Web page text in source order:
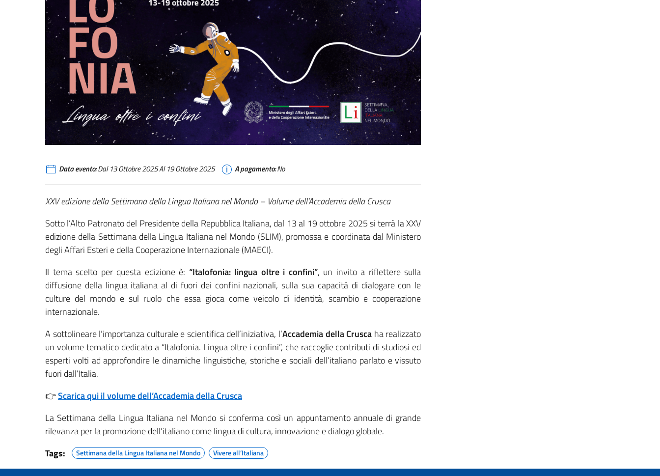
Data evento:Dal 13 Ottobre 2025 Al 19 Ottobre 2025 A pagamento:No
XXV edizione della Settimana della Lingua Italiana nel Mondo – Volume dell’Accademia della Crusca
Sotto l’Alto Patronato del Presidente della Repubblica Italiana, dal 13 al 19 ottobre 2025 si terrà la XXV
edizione della Settimana della Lingua Italiana nel Mondo (SLIM), promossa e coordinata dal Ministero
degli Affari Esteri e della Cooperazione Internazionale (MAECI).
Il tema scelto per questa edizione è: “Italofonia: lingua oltre i confini”, un invito a riflettere sulla
diffusione della lingua italiana al di fuori dei confini nazionali, sulla sua capacità di dialogare con le
culture del mondo e sul ruolo che essa gioca come veicolo di identità, scambio e cooperazione
internazionale.
A sottolineare l’importanza culturale e scientifica dell’iniziativa, l’Accademia della Crusca ha realizzato
un volume tematico dedicato a “Italofonia. Lingua oltre i confini”, che raccoglie contributi di studiosi ed
esperti volti ad approfondire le dinamiche linguistiche, storiche e sociali dell’italiano parlato e vissuto
fuori dall’Italia.
👉Scarica qui il volume dell’Accademia della Crusca
La Settimana della Lingua Italiana nel Mondo si conferma così un appuntamento annuale di grande
rilevanza per la promozione dell’italiano come lingua di cultura, innovazione e dialogo globale.
Tags:
Settimana della Lingua Italiana nel Mondo Vivere all’Italiana